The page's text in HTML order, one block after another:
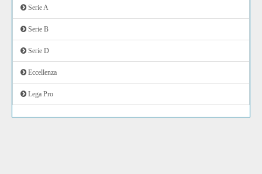
Serie A
Serie B
Serie D
Eccellenza
Lega Pro